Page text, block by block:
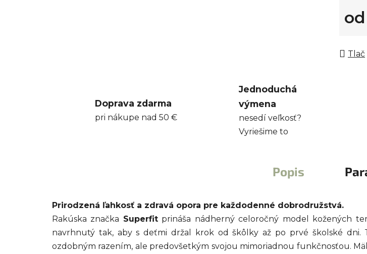
od
Tlač
Doprava zdarma
pri nákupe nad 50 €
Jednoduchá
výmena
nesedí veľkosť?
Vyriešime to
Popis
Prirodzená ľahkosť a zdravá opora pre každodenné dobrodružstvá.
Rakúska značka Superfitprináša nádherný celoročný model kožených
navrhnutý tak, aby s deťmi držal krok od škôlky až po prvé školské dni.
ozdobným razením, ale predovšetkým svojou mimoriadnou funkčnosťou.